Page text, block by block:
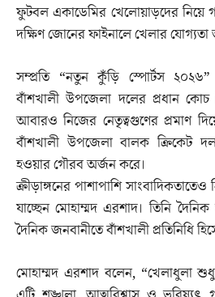
ফুটবল একাডেমির খেলোয়াড়দের নিয়ে
দক্ষিণ জোনের ফাইনালে খেলার যোগ্যতা
সম্প্রতি “নতুন কুঁড়ি স্পোর্টস ২০২৬”
বাঁশখালী উপজেলা দলের প্রধান কোচ
আবারও নিজের নেতৃত্বগুণের প্রমাণ
বাঁশখালী উপজেলা বালক ক্রিকেট দল
হওয়ার গৌরব অর্জন করে।
ক্রীড়াঙ্গনের পাশাপাশি
যাচ্ছেন মোহাম্মদ এরশাদ। তিনি
দৈনিক জনবানীতে বাঁশখালী প্রতিনিধি
মোহাম্মদ এরশাদ বলেন, “খেলাধুলা